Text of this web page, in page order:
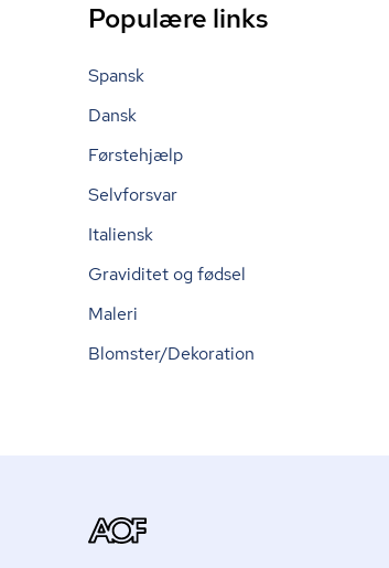
Populære links
Spansk
Dansk
Førstehjælp
Selvforsvar
Italiensk
Graviditet og fødsel
Maleri
Blomster/Dekoration